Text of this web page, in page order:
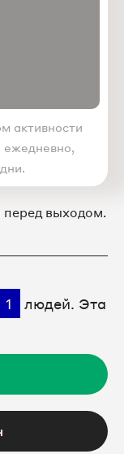
активности
ежедневно,
перед выходом.
1
людей. Эта